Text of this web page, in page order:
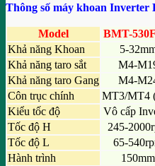
Thông số máy khoan Inverter
Model
BMT-
Khả năng Khoan
5-
Khả năng taro sắt
M4-
Khả năng taro Gang
M4-
Côn trục chính
MT3/MT4
Kiểu tốc độ
Vô cấp
Tốc độ H
245-
Tốc độ L
65-
Hành trình
150mm